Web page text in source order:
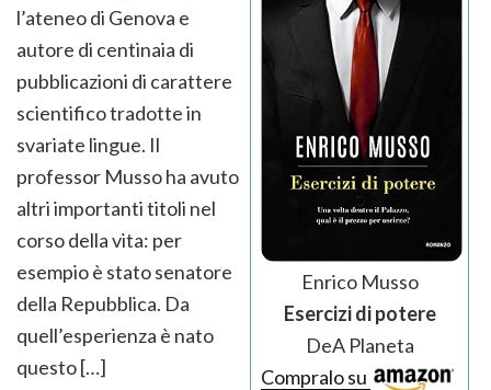
Enrico Musso
Esercizi di potere
DeA Planeta
Compralo su
l’ateneo di Genova e
autore di centinaia di
pubblicazioni di carattere
scientifico tradotte in
svariate lingue. Il
professor Musso ha avuto
altri importanti titoli nel
corso della vita: per
esempio è stato senatore
della Repubblica. Da
quell’esperienza è nato
questo […]